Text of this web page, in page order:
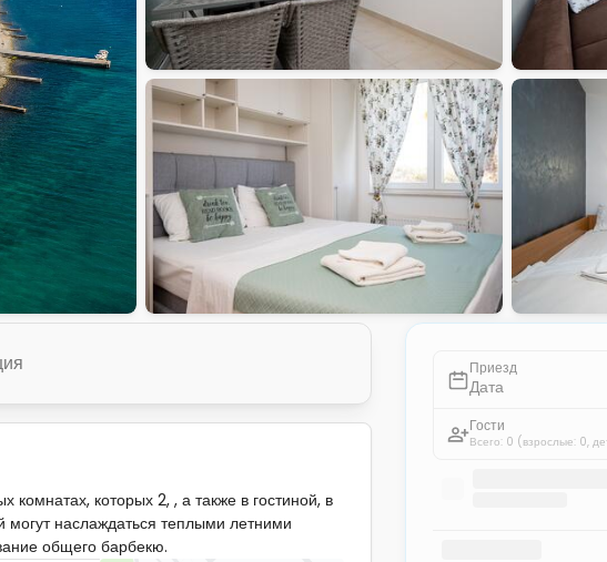
которых 2, , а также в гостиной, в
могут наслаждаться теплыми летними
общего барбекю.
Приезд
Дата
Гости
Всего: 0 (взрослые: 0,